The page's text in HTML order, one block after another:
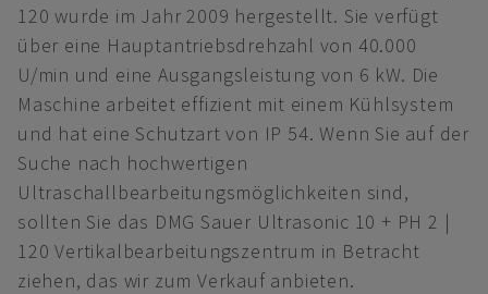
120 wurde im Jahr 2009 hergestellt. Sie verfügt
über eine Hauptantriebsdrehzahl von 40.000
U/min und eine Ausgangsleistung von 6 kW. Die
Maschine arbeitet effizient mit einem Kühlsystem
und hat eine Schutzart von IP 54. Wenn Sie auf der
Suche nach hochwertigen
Ultraschallbearbeitungsmöglichkeiten sind,
sollten Sie das DMG Sauer Ultrasonic 10 + PH 2 |
120 Vertikalbearbeitungszentrum in Betracht
ziehen, das wir zum Verkauf anbieten.